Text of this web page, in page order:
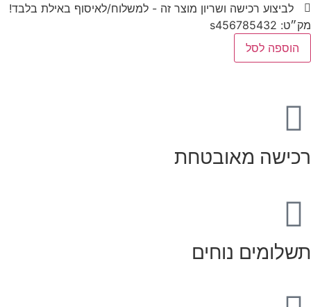
לביצוע רכישה ושריון מוצר זה - למשלוח/לאיסוף באילת בלבד!
מק״ט: s456785432
הוספה לסל
רכישה מאובטחת
תשלומים נוחים